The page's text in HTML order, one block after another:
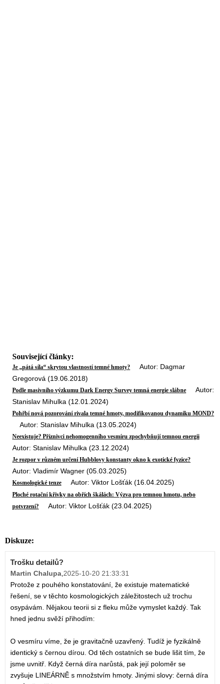
Související články:
Je „pátá síla“ skrytou vlastností temné hmoty? Autor: Dagmar
Gregorová (19.06.2018)
Podle masivního výzkumu Dark Energy Survey temná energie slábne Autor:
Stanislav Mihulka (12.01.2024)
Pohřbí nová pozorování rivala temné hmoty, modifikovanou dynamiku MOND?
Autor: Stanislav Mihulka (13.05.2024)
Neexistuje? Příznivci nehomogenního vesmíru zpochybňují temnou energii
Autor: Stanislav Mihulka (23.12.2024)
Je rozpor v různém určení Hubblovy konstanty okno k exotické fyzice?
Autor: Vladimír Wagner (05.03.2025)
Kosmologické tenze Autor: Viktor Lošťák (16.04.2025)
Ploché rotační křivky na obřích škálách: Výzva pro temnou hmotu, nebo
potvrzení? Autor: Viktor Lošťák (23.04.2025)
Diskuze:
Trošku detailů?
Martin Chalupa 2025-10-20 21:33:31
Protože z pouhého konstatování, že existuje matematické
řešení, se v těchto kosmologických záležitostech už trochu
osypávám. Nějakou teorii si z fleku může vymyslet každý. Tak
hned jednu svěží přihodím:
O vesmíru víme, že je gravitačně uzavřený. Tudíž je fyzikálně
identický s černou dírou. Od těch ostatních se bude lišit tím, že
jsme uvnitř. Když černá díra narůstá, pak její poloměr se
zvyšuje LINEÁRNĚ s množstvím hmoty. Jinými slovy: černá díra